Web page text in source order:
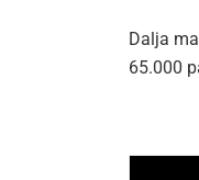
Dalja
65.000